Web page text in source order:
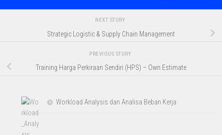
NEXT STORY
Strategic Logistic & Supply Chain Management
PREVIOUS STORY
Training Harga Perkiraan Sendiri (HPS) – Own Estimate
Workload Analysis dan Analisa Beban Kerja